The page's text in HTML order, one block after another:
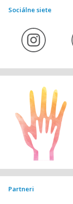
Sociálne siete
Partneri